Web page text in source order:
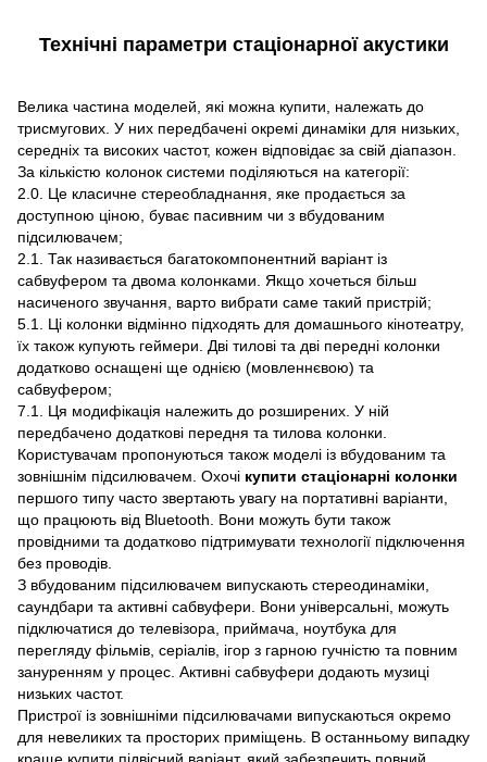
Технічні параметри стаціонарної акустики
Велика частина моделей, які можна купити, належать до
трисмугових. У них передбачені окремі динаміки для низьких,
середніх та високих частот, кожен відповідає за свій діапазон.
За кількістю колонок системи поділяються на категорії:
2.0. Це класичне стереобладнання, яке продається за
доступною ціною, буває пасивним чи з вбудованим
підсилювачем;
2.1. Так називається багатокомпонентний варіант із
сабвуфером та двома колонками. Якщо хочеться більш
насиченого звучання, варто вибрати саме такий пристрій;
5.1. Ці колонки відмінно підходять для домашнього кінотеатру,
їх також купують геймери. Дві тилові та дві передні колонки
додатково оснащені ще однією (мовленнєвою) та
сабвуфером;
7.1. Ця модифікація належить до розширених. У ній
передбачено додаткові передня та тилова колонки.
Користувачам пропонуються також моделі із вбудованим та
зовнішнім підсилювачем. Охочі купити стаціонарні колонки
першого типу часто звертають увагу на портативні варіанти,
що працюють від Bluetooth. Вони можуть бути також
провідними та додатково підтримувати технології підключення
без проводів.
З вбудованим підсилювачем випускають стереодинаміки,
саундбари та активні сабвуфери. Вони універсальні, можуть
підключатися до телевізора, приймача, ноутбука для
перегляду фільмів, серіалів, ігор з гарною гучністю та повним
зануренням у процес. Активні сабвуфери додають музиці
низьких частот.
Пристрої із зовнішніми підсилювачами випускаються окремо
для невеликих та просторих приміщень. В останньому випадку